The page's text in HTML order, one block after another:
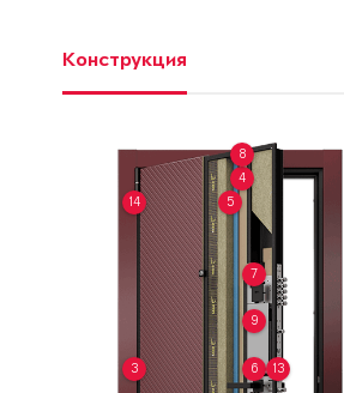
Конструкция
3
4
5
6
7
8
9
13
14